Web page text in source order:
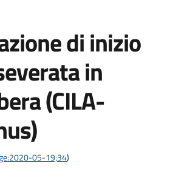
di inizio
in
(CILA-
05-19;34)